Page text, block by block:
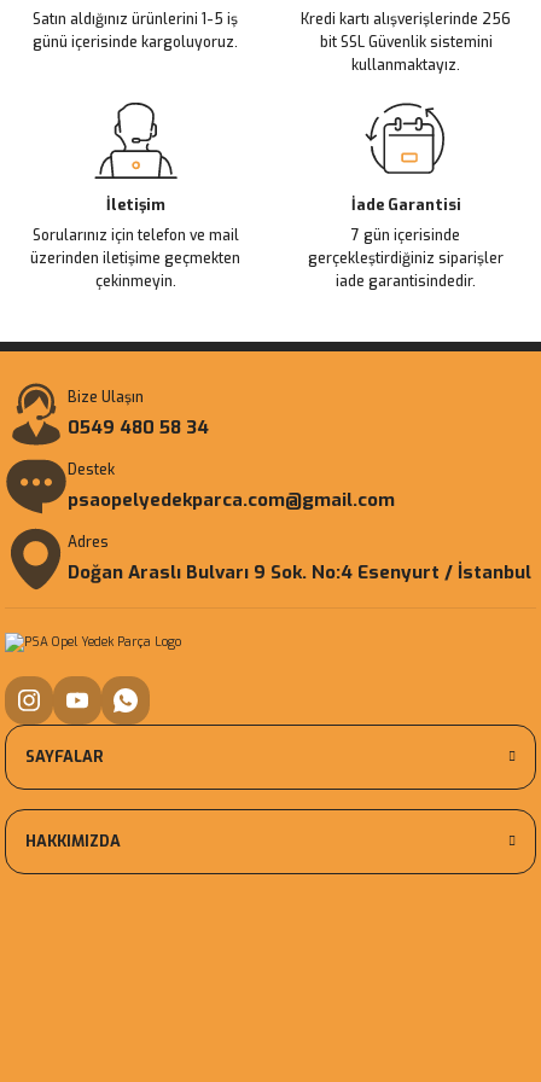
Bu ürüne benzer farklı alternatifler olmalı.
Satın aldığınız ürünlerini 1-5 iş
günü içerisinde kargoluyoruz.
Kredi kartı alışverişlerinde 256
bit SSL Güvenlik sistemini
kullanmaktayız.
İletişim
Sorularınız için telefon ve mail
üzerinden iletişime geçmekten
çekinmeyin.
İade Garantisi
7 gün içerisinde
gerçekleştirdiğiniz siparişler
iade garantisindedir.
Bize Ulaşın
0549 480 58 34
Destek
psaopelyedekparca.com@gmail.com
Adres
Doğan Araslı Bulvarı 9 Sok. No:4 Esenyurt / İstanbul
SAYFALAR
HAKKIMIZDA